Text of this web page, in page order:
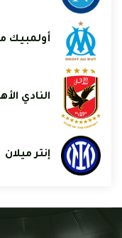
أولمبيك
النادي
إنتر ميلان